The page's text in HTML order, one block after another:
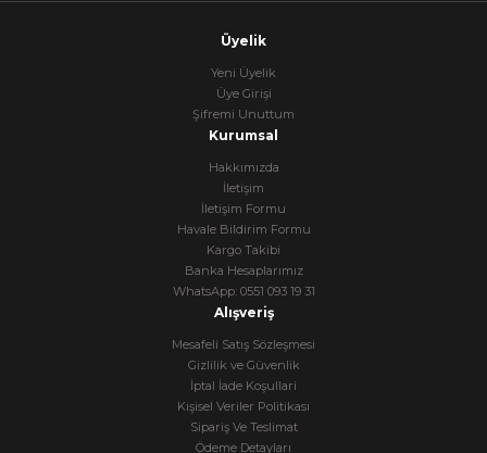
Üyelik
Yeni Üyelik
Üye Girişi
Şifremi Unuttum
Kurumsal
Hakkımızda
İletişim
İletişim Formu
Havale Bildirim Formu
Kargo Takibi
Banka Hesaplarımız
WhatsApp: 0551 093 19 31
Alışveriş
Mesafeli Satış Sözleşmesi
Gizlilik ve Güvenlik
İptal İade Koşullari
Kişisel Veriler Politikası
Sipariş Ve Teslimat
Ödeme Detayları